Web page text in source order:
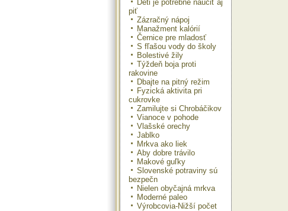
Deti je potrebné naučiť aj
piť
Zázračný nápoj
Manažment kalórií
Černice pre mladosť
S fľašou vody do školy
Bolestivé žily
Týždeň boja proti
rakovine
Dbajte na pitný režim
Fyzická aktivita pri
cukrovke
Zamilujte si Chrobáčikov
Vianoce v pohode
Vlašské orechy
Jablko
Mrkva ako liek
Aby dobre trávilo
Makové guľky
Slovenské potraviny sú
bezpečn
Nielen obyčajná mrkva
Moderné paleo
Výrobcovia-Nižší počet